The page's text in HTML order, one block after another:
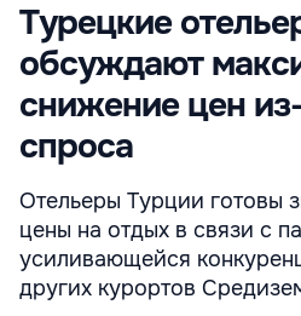
Турецкие
обсуждают
снижение цен
спроса
Отельеры Турции готовы
цены на отдых в связи с
усиливающейся
других курортов